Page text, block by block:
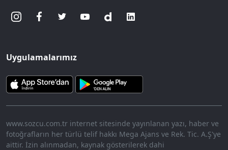
Uygulamalarımız
www.sozcu.com.tr internet sitesinde yayınlanan yazı, haber ve
fotoğrafların her türlü telif hakkı Mega Ajans ve Rek. Tic. A.Ş'ye
aittir. İzin alınmadan, kaynak gösterilerek dahi